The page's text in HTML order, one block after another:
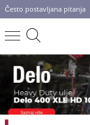
Često postavljana pitanja